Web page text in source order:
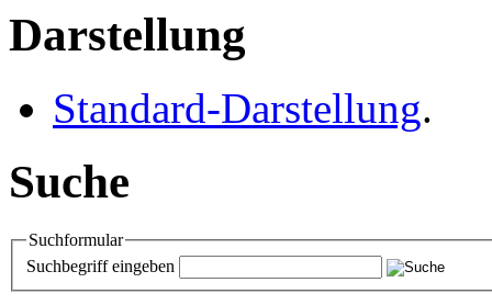
Darstellung
Standard-Darstellung.
Suche
Suchformular
Suchbegriff eingeben